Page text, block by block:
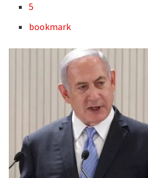
5
bookmark